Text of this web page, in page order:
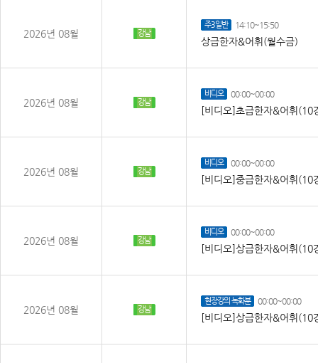
2026년 08월 강남
주3일반 14:10~15:50
상급한자&어휘(월수금)
2026년 08월 강남
비디오 00:00~00:00
[비디오]초급한자&어휘(10
2026년 08월 강남
비디오 00:00~00:00
[비디오]중급한자&어휘(10
2026년 08월 강남
비디오 00:00~00:00
[비디오]상급한자&어휘(10
2026년 08월 강남
현장강의 녹화분 00:00~00:00
[비디오]상급한자&어휘(10